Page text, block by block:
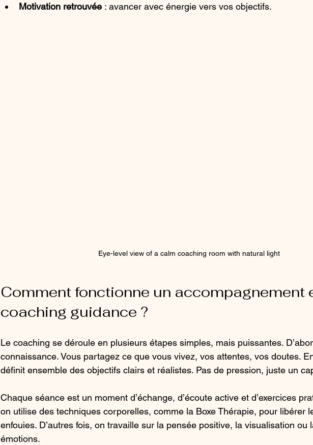
Motivation retrouvée : avancer avec énergie vers vos objectifs.
Eye-level view of a calm coaching room with natural light
Comment fonctionne un accompagnement
coaching guidance ?
Le coaching se déroule en plusieurs étapes simples, mais puissantes.
connaissance. Vous partagez ce que vous vivez, vos attentes, vos doutes.
définit ensemble des objectifs clairs et réalistes. Pas de pression, juste un
Chaque séance est un moment d’échange, d’écoute active et d’exercices
on utilise des techniques corporelles, comme la Boxe Thérapie, pour libérer
enfouies. D’autres fois, on travaille sur la pensée positive, la visualisation
émotions.